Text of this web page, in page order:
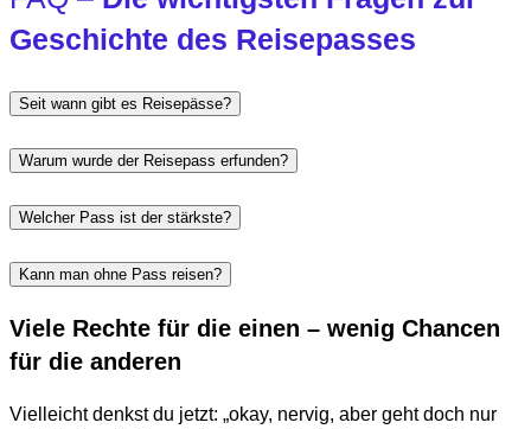
Geschichte des Reisepasses
Seit wann gibt es Reisepässe?
Warum wurde der Reisepass erfunden?
Welcher Pass ist der stärkste?
Kann man ohne Pass reisen?
Viele Rechte für die einen – wenig Chancen
für die anderen
Vielleicht denkst du jetzt: „okay, nervig, aber geht doch nur